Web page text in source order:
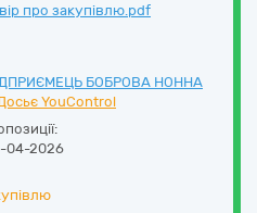
про закупівлю.pdf
БОБРОВА НОННА
YouControl
04-2026